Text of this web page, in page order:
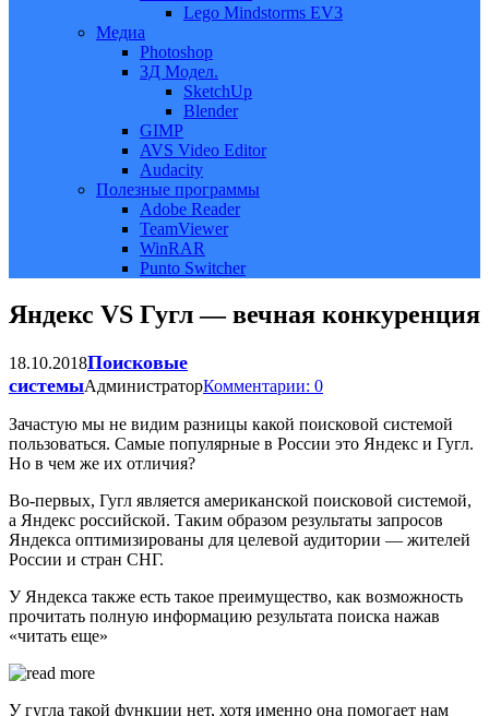
Lego Mindstorms EV3
Медиа
Photoshop
3Д Модел.
SketchUp
Blender
GIMP
AVS Video Editor
Audacity
Полезные программы
Adobe Reader
TeamViewer
WinRAR
Punto Switcher
Яндекс VS Гугл — вечная конкуренция
18.10.2018Поисковые
системыАдминистраторКомментарии: 0
Зачастую мы не видим разницы какой поисковой системой
пользоваться. Самые популярные в России это Яндекс и Гугл.
Но в чем же их отличия?
Во-первых, Гугл является американской поисковой системой,
а Яндекс российской. Таким образом результаты запросов
Яндекса оптимизированы для целевой аудитории — жителей
России и стран СНГ.
У Яндекса также есть такое преимущество, как возможность
прочитать полную информацию результата поиска нажав
«читать еще»
У гугла такой функции нет, хотя именно она помогает нам